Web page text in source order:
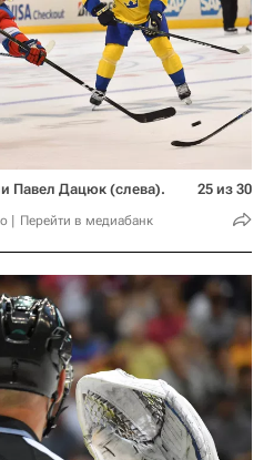
Павел Дацюк (слева).
Перейти в медиабанк
25 из 30